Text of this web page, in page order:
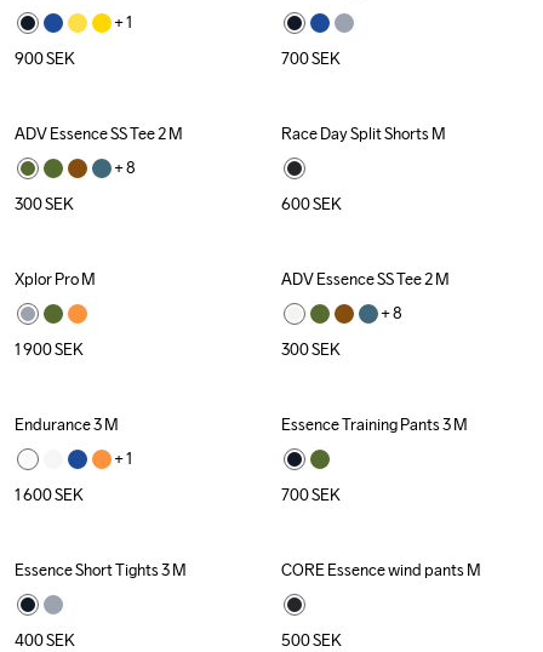
+ 1
900SEK 700SEK
ADV Essence SS Tee 2 M
+ 8
300SEK
Race Day Split Shorts M
600SEK
Xplor Pro M
1 900SEK
ADV Essence SS Tee 2 M
+ 8
300SEK
Endurance 3 M
+ 1
1 600SEK
Essence Training Pants 3 M
700SEK
Essence Short Tights 3 M
400SEK
CORE Essence wind pants M
500SEK